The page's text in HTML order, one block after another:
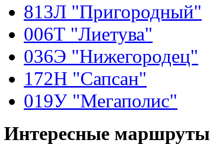
813Л "Пригородный"
006Т "Лиетува"
036Э "Нижегородец"
172Н "Сапсан"
019У "Мегаполис"
Интересные маршруты